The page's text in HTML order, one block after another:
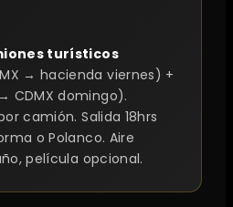
turísticos
→ hacienda viernes) +
CDMX domingo).
camión. Salida 18hrs
o Polanco. Aire
película opcional.